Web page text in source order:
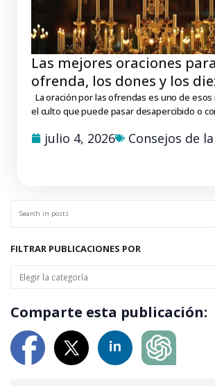
Las mejores oraciones
ofrenda, los dones y los
La oración por las ofrendas es uno de
el culto que puede pasar desapercibido o
julio 4, 2026 Consejos de
FILTRAR PUBLICACIONES POR
Comparte esta publicación: